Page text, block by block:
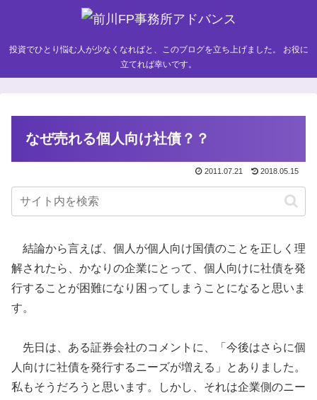
投資でひとり悩む人が少なくなればと、このブログを立ち上げました。 お役に
立てれば幸いです。
なぜ売れる個人向け社債？？
2011.07.21 2018.05.15
結論から言えば、個人が個人向け国債のことを正しく理
解されたら、かなりの企業にとって、個人向けに社債を発
行することが困難になり困ってしまうことになると思いま
す。
先日は、ある証券会社のコメントに、「今後はさらに個
人向けに社債を発行するニーズが増える」とありました。
私もそうだろうと思います。しかし、それは企業側のニー